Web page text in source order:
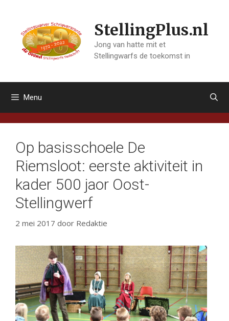
inhoud
StellingPlus.nl
Jong van hatte mit et
Stellingwarfs de toekomst in
Menu
Op basisschoele De
Riemsloot: eerste aktiviteit in
kader 500 jaor Oost-
Stellingwerf
2 mei 2017 door Redaktie